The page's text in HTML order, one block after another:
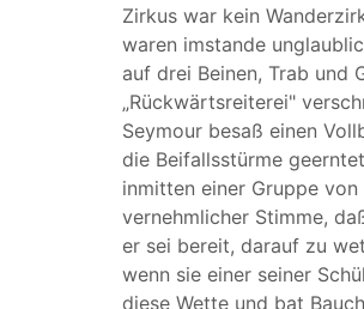
Zirkus war kein
waren imstande
auf drei Beinen, Trab und
„Rückwärtsreiterei"
Seymour besaß einen
die Beifallsstürme
inmitten einer Gruppe
vernehmlicher Stimme,
er sei bereit, darauf zu
wenn sie einer seiner
diese Wette und bat